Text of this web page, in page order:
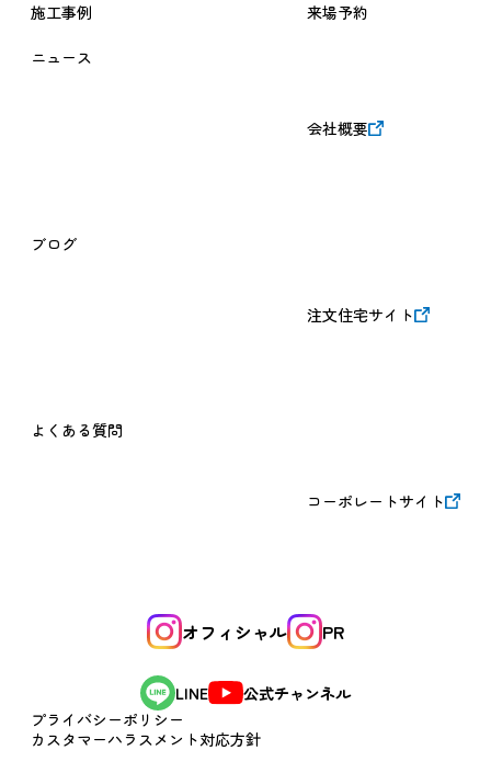
施工事例
ニュース
ブログ
よくある質問
来場予約
会社概要
注文住宅サイト
コーポレートサイト
オフィシャル PR
LINE
公式チャンネル
プライバシーポリシー
カスタマーハラスメント対応方針